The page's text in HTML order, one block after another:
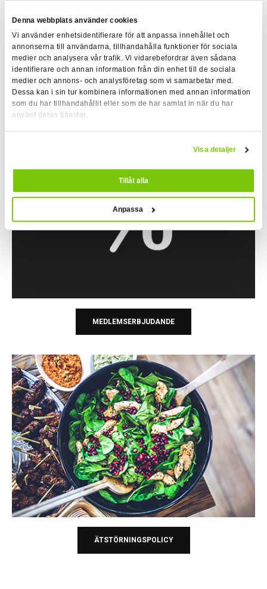
Denna webbplats använder cookies
Vi använder enhetsidentifierare för att anpassa innehållet och
annonserna till användarna, tillhandahålla funktioner för sociala
medier och analysera vår trafik. Vi vidarebefordrar även sådana
identifierare och annan information från din enhet till de sociala
medier och annons- och analysföretag som vi samarbetar med.
Dessa kan i sin tur kombinera informationen med annan information
som du har tillhandahållit eller som de har samlat in när du har
använt deras tjänster.
Visa detaljer
Tillåt alla
Anpassa
TRÄNA PÅ FLERA ORTER I NORDEN
MEDLEMSERBJUDANDE
ÄTSTÖRNINGSPOLICY